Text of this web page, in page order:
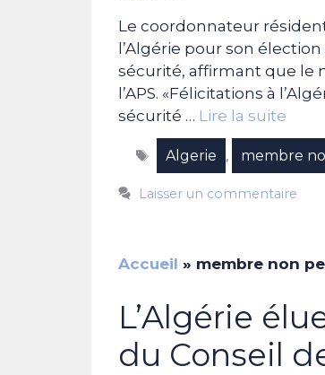
Le coordonnateur
l’Algérie pour son
sécurité, affirmant que le
l’APS. «Félicitations à
sécurité … Lire la suite
Étiquettes
Algerie , membre
Laisser un commentaire
Accueil » membre non
L’Algérie
du Conseil